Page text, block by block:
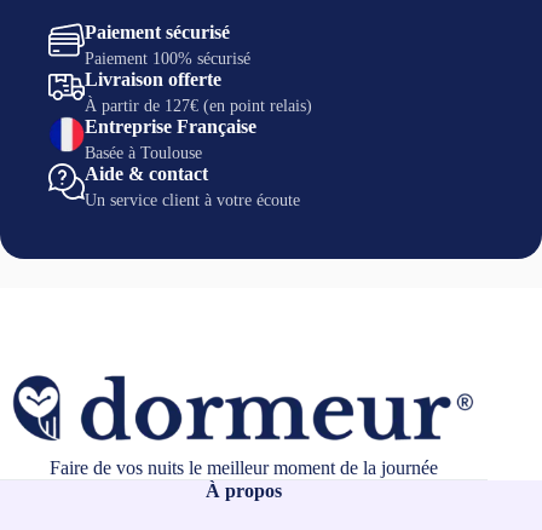
Paiement sécurisé
Paiement 100% sécurisé
Livraison offerte
À partir de 127€ (en point relais)
Entreprise Française
Basée à Toulouse
Aide & contact
Un service client à votre écoute
Faire de vos nuits le meilleur moment de la journée
À propos